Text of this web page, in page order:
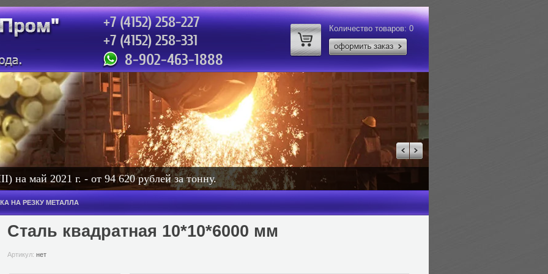
май 2021 г. - от 94 620 рублей за тонну.
- от 114 000 рублей за тонну. Колонная - от 114 000 рублей за тонну.
за тонну.
+7 (4152) 258-227
+7 (4152) 258-331
сотовый: 471-888
8-902-463-1888
Количество товаров:0
НА РЕЗКУ МЕТАЛЛА
Сталь квадратная 10*10*6000 мм
Артикул: нет